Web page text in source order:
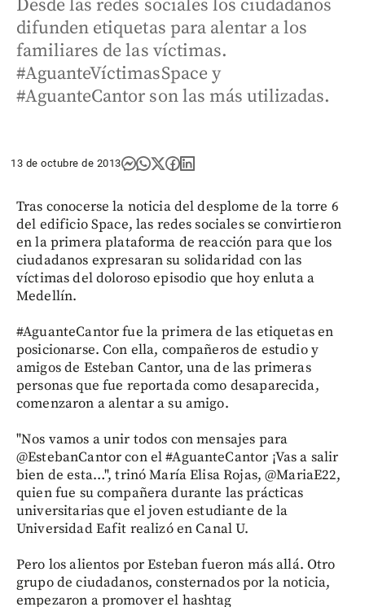
Desde las redes sociales los ciudadanos
difunden etiquetas para alentar a los
familiares de las víctimas.
#AguanteVíctimasSpace y
#AguanteCantor son las más utilizadas.
13 de octubre de 2013
Tras conocerse la noticia del desplome de la torre 6
del edificio Space, las redes sociales se convirtieron
en la primera plataforma de reacción para que los
ciudadanos expresaran su solidaridad con las
víctimas del doloroso episodio que hoy enluta a
Medellín.
#AguanteCantor fue la primera de las etiquetas en
posicionarse. Con ella, compañeros de estudio y
amigos de Esteban Cantor, una de las primeras
personas que fue reportada como desaparecida,
comenzaron a alentar a su amigo.
"Nos vamos a unir todos con mensajes para
@EstebanCantor con el #AguanteCantor ¡Vas a salir
bien de esta…", trinó María Elisa Rojas, @MariaE22,
quien fue su compañera durante las prácticas
universitarias que el joven estudiante de la
Universidad Eafit realizó en Canal U.
Pero los alientos por Esteban fueron más allá. Otro
grupo de ciudadanos, consternados por la noticia,
empezaron a promover el hashtag